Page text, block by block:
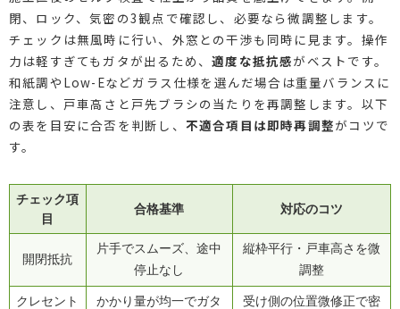
閉、ロック、気密の3観点で確認し、必要なら微調整します。
チェックは無風時に行い、外窓との干渉も同時に見ます。操作
力は軽すぎてもガタが出るため、適度な抵抗感がベストです。
和紙調やLow-Eなどガラス仕様を選んだ場合は重量バランスに
注意し、戸車高さと戸先ブラシの当たりを再調整します。以下
の表を目安に合否を判断し、 不適合項目は即時再調整がコツで
す。
チェック項
目
合格基準 対応のコツ
開閉抵抗
片手でスムーズ、途中
停止なし
縦枠平行・戸車高さを微
調整
クレセント
かかり量が均一でガタ
受け側の位置微修正で密